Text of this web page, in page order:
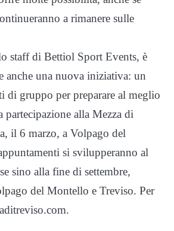
a rimanere sulle
staff di Bettiol Sport Events, è
anche una nuova iniziativa: un
di gruppo per preparare al meglio
partecipazione alla Mezza di
il 6 marzo, a Volpago del
si svilupperanno al
sino alla fine di settembre,
del Montello e Treviso. Per